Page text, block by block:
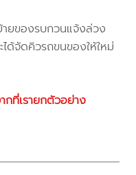
ยของรบกวนแจ้งล่วง
ด้จัดคิวรถขนของให้ใหม่
ที่เรายกตัวอย่าง